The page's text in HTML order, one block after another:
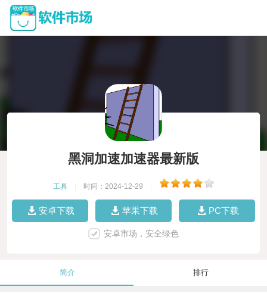
黑洞加速加速器最新版
工具 时间：2024-12-29
安卓下载 苹果下载 PC下载
安卓市场，安全绿色
简介 排行